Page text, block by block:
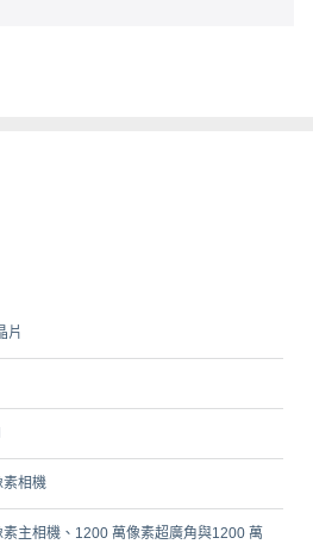
片
素相機
主相機、1200 萬像素超廣角與1200 萬